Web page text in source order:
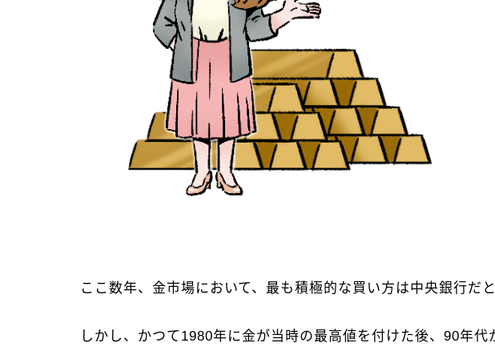
ここ数年、金市場において、最も積極的な買い方は中央銀行だと
しかし、かつて1980年に金が当時の最高値を付けた後、90年